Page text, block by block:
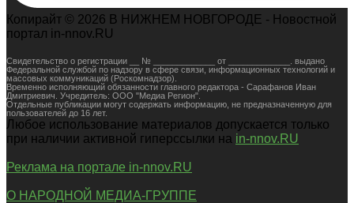
Копирайт © 2026 В НИЖНЕМ НОВГОРОДЕ - Новостной
портал in-nnov.RU
Свидетельство о регистрации __ № _____________ от _____________. выдано
Федеральной службой по надзору в сфере связи, информационных технологий и
массовых коммуникаций (Роскомнадзор).
Временно исполняющий обязанности главного редактора - Сарафанов Иван
Дмитриевич. Учредитель: ООО "Медиа Регион".
Отдельные публикации могут содержать информацию, не предназначенную для
пользователей до 16 лет.
Любое использование материалов допускается только
при наличии активной гиперссылки на in-nnov.RU
Реклама на портале in-nnov.RU
О НАРОДНОЙ МЕДИА-ГРУППЕ